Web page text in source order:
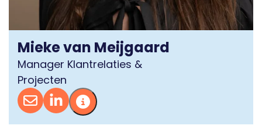
Mieke van Meijgaard
Manager Klantrelaties &
Projecten